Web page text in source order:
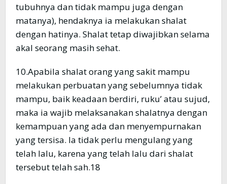
tubuhnya dan tidak mampu juga dengan
matanya), hendaknya ia melakukan shalat
dengan hatinya. Shalat tetap diwajibkan selama
akal seorang masih sehat.
10.Apabila shalat orang yang sakit mampu
melakukan perbuatan yang sebelumnya tidak
mampu, baik keadaan berdiri, ruku’ atau sujud,
maka ia wajib melaksanakan shalatnya dengan
kemampuan yang ada dan menyempurnakan
yang tersisa. Ia tidak perlu mengulang yang
telah lalu, karena yang telah lalu dari shalat
tersebut telah sah.18